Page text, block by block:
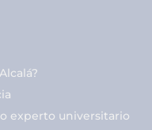
experto universitario